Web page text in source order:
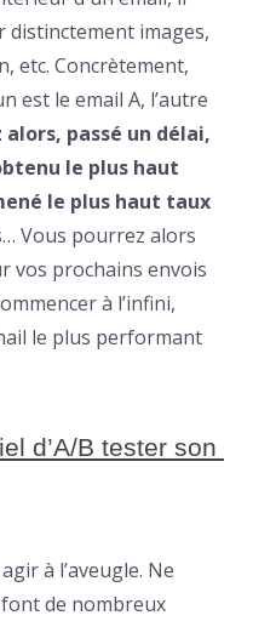
distinctement images,
etc. Concrètement,
est le email A, l’autre
alors, passé un délai,
le plus haut
le plus haut taux
Vous pourrez alors
vos prochains envois
à l’infini,
le plus performant
d’A/B tester son
à l’aveugle. Ne
de nombreux